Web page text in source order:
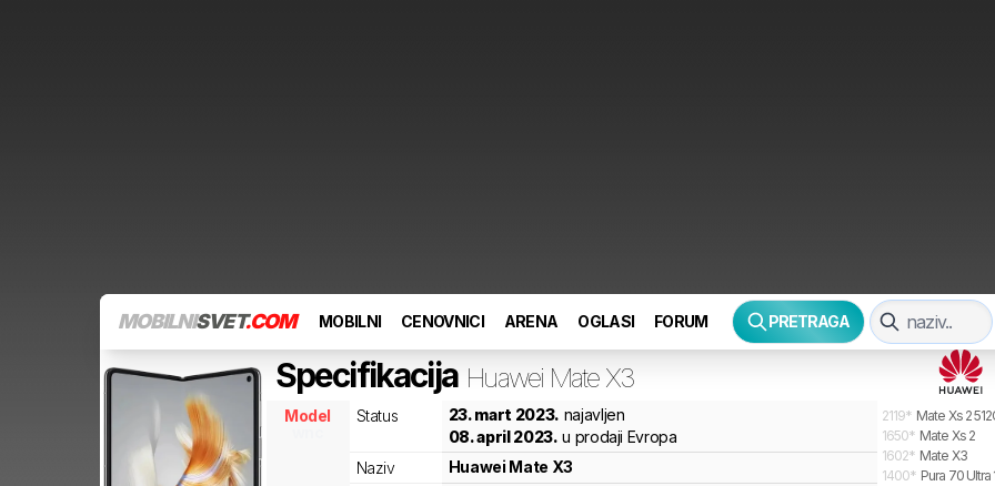
MOBILNISVET.COM MOBILNI CENOVNICI ARENA OGLASI FORUM PRETRAGA
Specifikacija Huawei Mate X3
Model
Status 23. mart 2023. najavljen
08. april 2023. u prodaji Evropa
Naziv
Huawei Mate X3
2119* Mate Xs 2
1650* Mate Xs 2
1602* Mate X3
1400* Pura 70 Ultra